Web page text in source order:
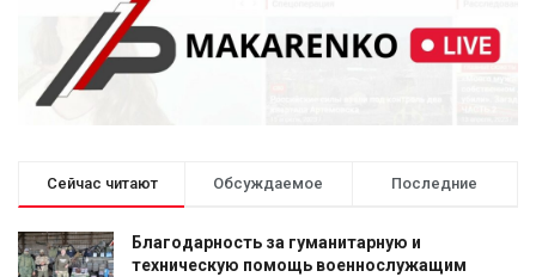
Сейчас читают Обсуждаемое Последние
Благодарность за гуманитарную и
техническую помощь военнослужащим